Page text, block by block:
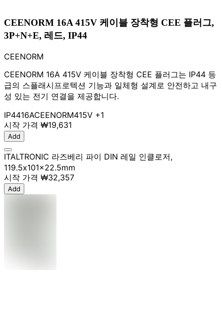
CEENORM 16A 415V 케이블 장착형 CEE 플러그,
3P+N+E, 레드, IP44
CEENORM
CEENORM 16A 415V 케이블 장착형 CEE 플러그는 IP44 등
급의 스플래시프로텍션 기능과 일체형 설계로 안전하고 내구
성 있는 전기 연결을 제공합니다.
IP4416ACEENORM415V +1
시작 가격 ₩19,631
Add
ITALTRONIC 라즈베리 파이 DIN 레일 인클로저,
119.5x101x22.5mm
시작 가격 ₩32,357
Add